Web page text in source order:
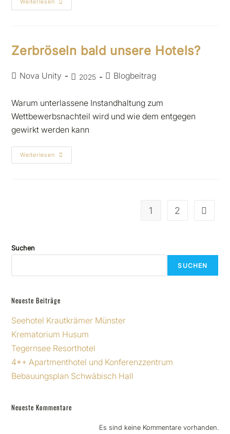
Zerbröseln bald unsere Hotels?
Nova Unity 2025 Blogbeitrag
Warum unterlassene Instandhaltung zum
Wettbewerbsnachteil wird und wie dem entgegen
gewirkt werden kann
Weiterlesen
1 2
Suchen
SUCHEN
Neueste Beiträge
Seehotel Krautkrämer Münster
Krematorium Husum
Tegernsee Resorthotel
4*+ Apartmenthotel und Konferenzzentrum
Bebauungsplan Schwäbisch Hall
Neueste Kommentare
Es sind keine Kommentare vorhanden.